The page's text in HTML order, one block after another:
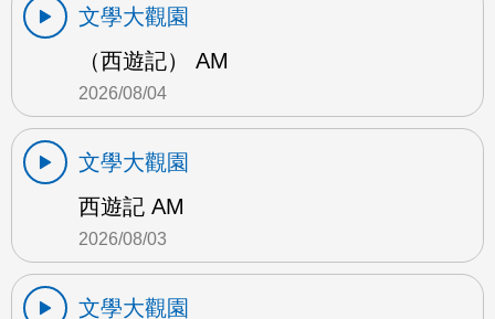
文學大觀園
（西遊記） AM
2026/08/04
文學大觀園
西遊記 AM
2026/08/03
文學大觀園